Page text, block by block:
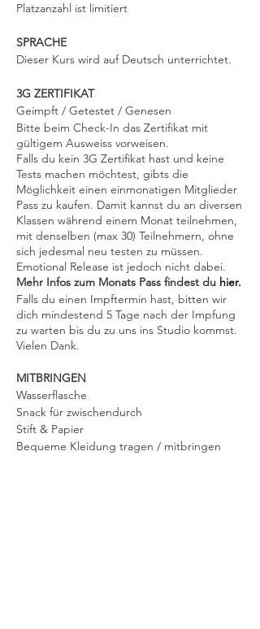
Platzanzahl ist limitiert
SPRACHE
Dieser Kurs wird auf Deutsch unterrichtet.
3G ZERTIFIKAT
Geimpft / Getestet / Genesen
Bitte beim Check-In das Zertifikat mit
gültigem Ausweiss vorweisen.
Falls du kein 3G Zertifikat hast und keine
Tests machen möchtest, gibts die
Möglichkeit einen einmonatigen Mitglieder
Pass zu kaufen. Damit kannst du an diversen
Klassen während einem Monat teilnehmen,
mit denselben (max 30) Teilnehmern, ohne
sich jedesmal neu testen zu müssen.
Emotional Release ist jedoch nicht dabei.
Mehr Infos zum Monats Pass findest du hier.
Falls du einen Impftermin hast, bitten wir
dich mindestend 5 Tage nach der Impfung
zu warten bis du zu uns ins Studio kommst.
Vielen Dank.
MITBRINGEN
Wasserflasche
Snack für zwischendurch
Stift & Papier
Bequeme Kleidung tragen / mitbringen